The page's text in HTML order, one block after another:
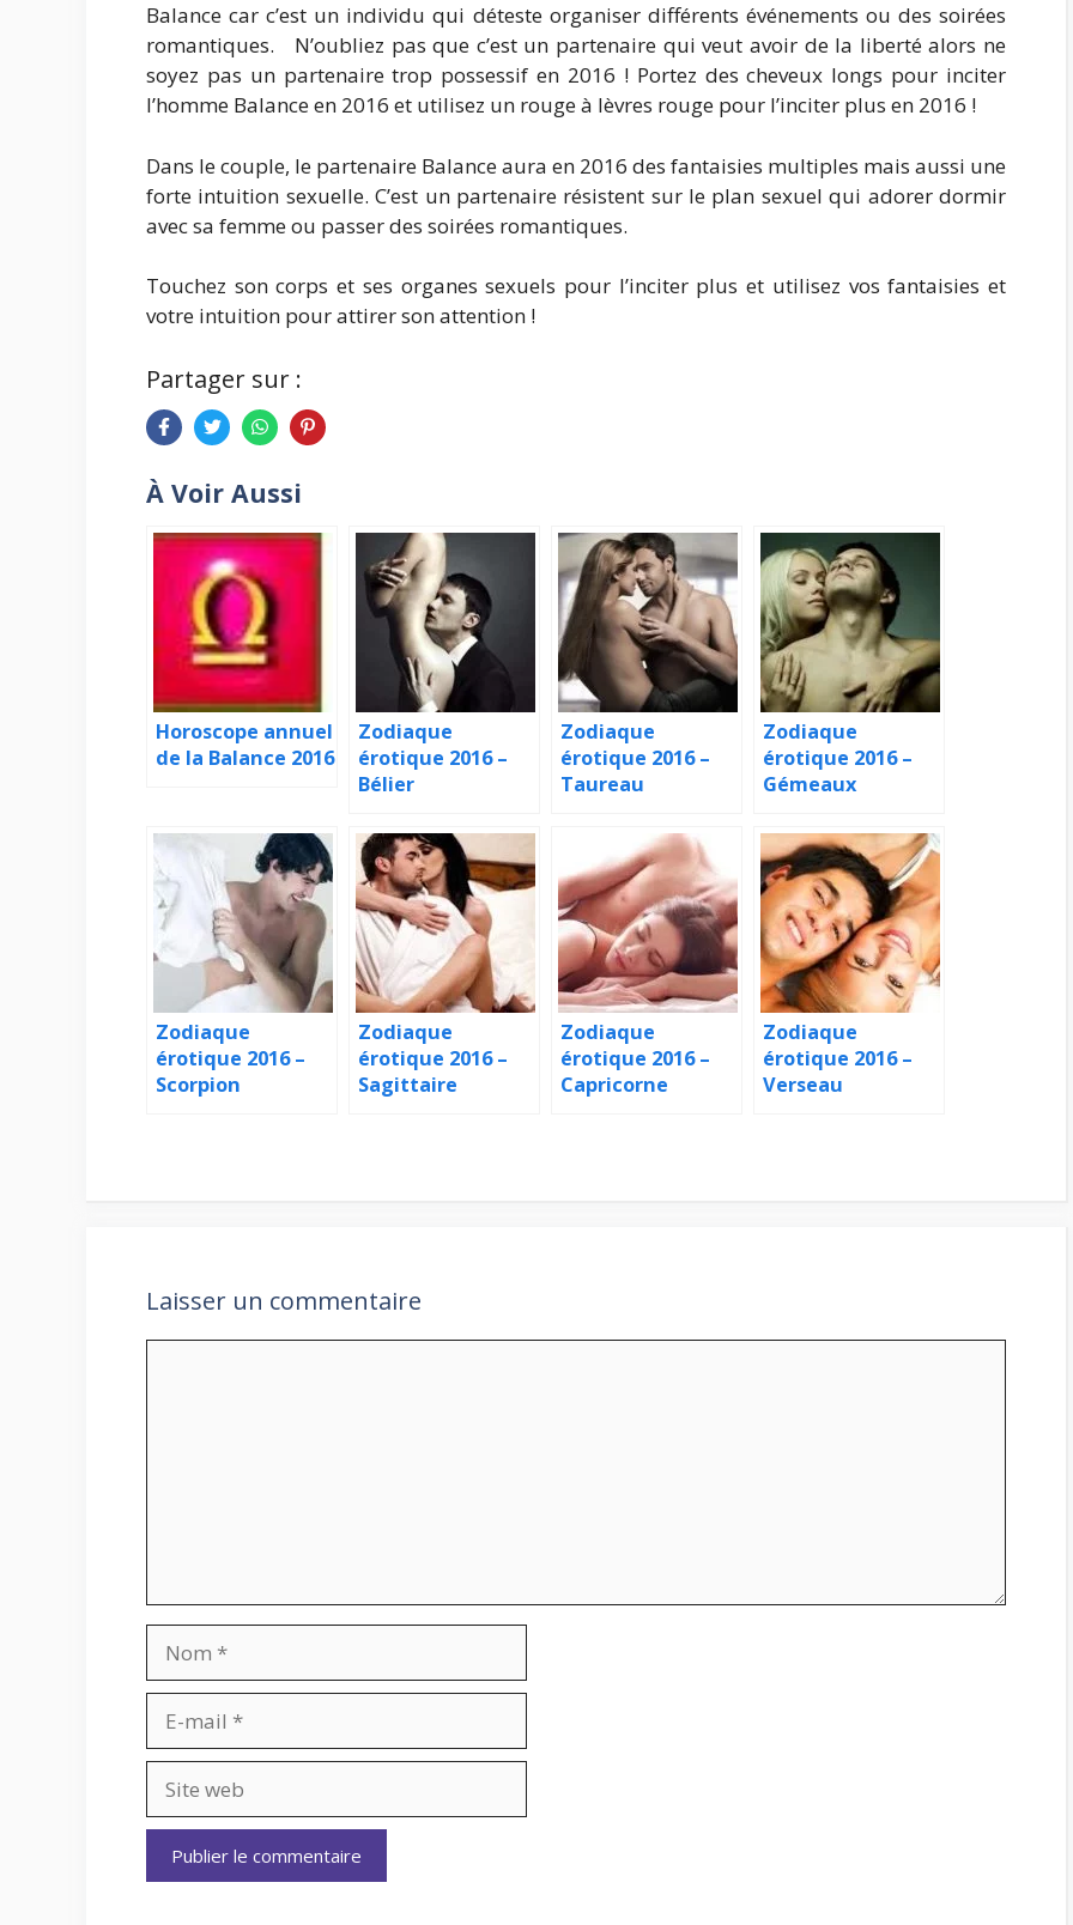
Balance car c’est un individu qui déteste organiser différents événements ou des soirées
romantiques. N’oubliez pas que c’est un partenaire qui veut avoir de la liberté alors ne
soyez pas un partenaire trop possessif en 2016 ! Portez des cheveux longs pour inciter
l’homme Balance en 2016 et utilisez un rouge à lèvres rouge pour l’inciter plus en 2016 !
Dans le couple, le partenaire Balance aura en 2016 des fantaisies multiples mais aussi une
forte intuition sexuelle. C’est un partenaire résistent sur le plan sexuel qui adorer dormir
avec sa femme ou passer des soirées romantiques.
Touchez son corps et ses organes sexuels pour l’inciter plus et utilisez vos fantaisies et
votre intuition pour attirer son attention !
Partager sur :
À Voir Aussi
Horoscope annuel
de la Balance 2016
Zodiaque
érotique 2016 –
Bélier
Zodiaque
érotique 2016 –
Taureau
Zodiaque
érotique 2016 –
Gémeaux
Zodiaque
érotique 2016 –
Scorpion
Zodiaque
érotique 2016 –
Sagittaire
Zodiaque
érotique 2016 –
Capricorne
Zodiaque
érotique 2016 –
Verseau
Laisser un commentaire
mail
web